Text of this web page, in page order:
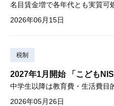
2026年06月15日
税制
2027年1月開始 「こども
中学生以降は教育費・生活費目
2026年05月26日